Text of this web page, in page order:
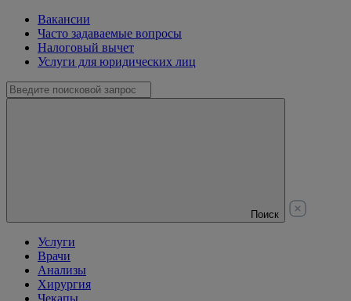
Вакансии
Часто задаваемые вопросы
Налоговый вычет
Услуги для юридических лиц
Поиск
Услуги
Врачи
Анализы
Хирургия
Чекапы